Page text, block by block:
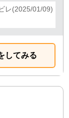
レ(2025/01/09)
してみる